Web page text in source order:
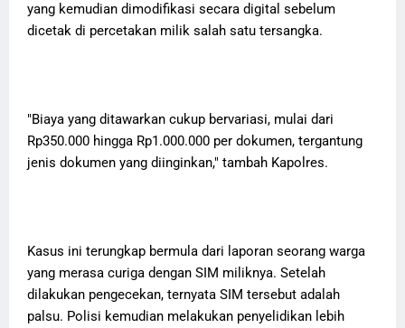
yang kemudian dimodifikasi secara digital sebelum
dicetak di percetakan milik salah satu tersangka.
"Biaya yang ditawarkan cukup bervariasi, mulai dari
Rp350.000 hingga Rp1.000.000 per dokumen, tergantung
jenis dokumen yang diinginkan," tambah Kapolres.
Kasus ini terungkap bermula dari laporan seorang warga
yang merasa curiga dengan SIM miliknya. Setelah
dilakukan pengecekan, ternyata SIM tersebut adalah
palsu. Polisi kemudian melakukan penyelidikan lebih